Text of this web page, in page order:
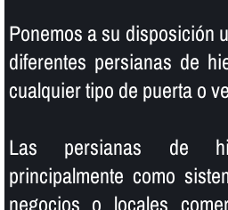
Ponemos a su disposición
diferentes persianas de
cualquier tipo de puerta o
Las persianas de
principalmente como
negocios o locales